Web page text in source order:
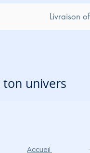
Livraison
ton univers
Accueil